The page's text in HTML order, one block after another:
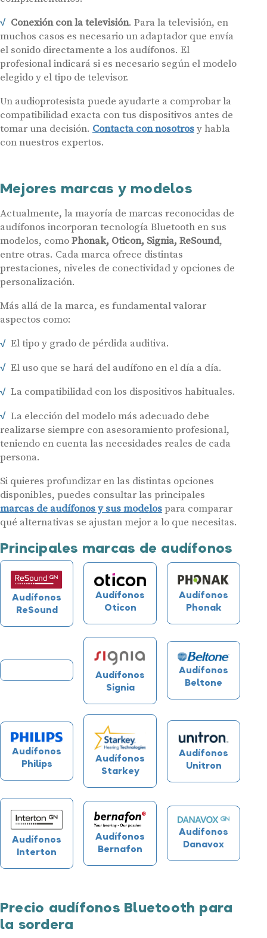
Conexión con la televisión. Para la televisión, en
muchos casos es necesario un adaptador que envía
el sonido directamente a los audífonos. El
profesional indicará si es necesario según el modelo
elegido y el tipo de televisor.
Un audioprotesista puede ayudarte a comprobar la
compatibilidad exacta con tus dispositivos antes de
tomar una decisión. Contacta con nosotrosy habla
con nuestros expertos.
Mejores marcas y modelos
Actualmente, la mayoría de marcas reconocidas de
audífonos incorporan tecnología Bluetooth en sus
modelos, comoPhonak, Oticon, Signia, ReSound,
entre otras. Cada marca ofrece distintas
prestaciones, niveles de conectividad y opciones de
personalización.
Más allá de la marca, es fundamental valorar
aspectos como:
El tipo y grado de pérdida auditiva.
El uso que se hará del audífono en el día a día.
La compatibilidad con los dispositivos habituales.
La elección del modelo más adecuado debe
realizarse siempre con asesoramiento profesional,
teniendo en cuenta las necesidades reales de cada
persona.
Si quieres profundizar en las distintas opciones
disponibles, puedes consultar las principales
marcas de audífonos y sus modelospara comparar
qué alternativas se ajustan mejor a lo que necesitas.
Principales marcas de audífonos
Audífonos
ReSound
Audífonos
Oticon
Audífonos
Phonak
Audífonos
Signia
Audífonos
Beltone
Audífonos
Philips
Audífonos
Starkey
Audífonos
Unitron
Audífonos
Interton
Audífonos
Bernafon
Audífonos
Danavox
Precio audífonos Bluetooth para
la sordera
Servicios
Ayudas y subvenciones
Contacto
Hasta un 60% de descuento en tus
audífonos
Nombre
Teléfono
detalla en nuestrasCondiciones de uso.
Al hacer click en «Contáctanos» declaras haber leído y aceptado nuestra
Contáctanos